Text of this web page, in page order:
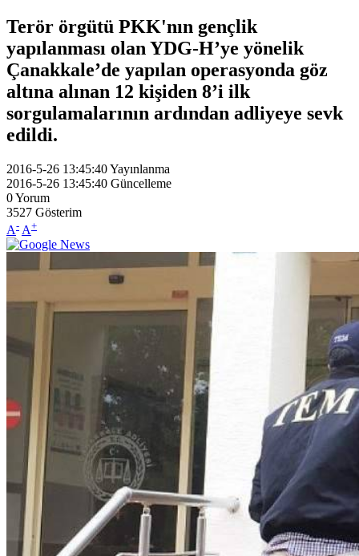
Terör örgütü PKK'nın gençlik
yapılanması olan YDG-H’ye yönelik
Çanakkale’de yapılan operasyonda göz
altına alınan 12 kişiden 8’i ilk
sorgulamalarının ardından adliyeye sevk
edildi.
2016-5-26 13:45:40Yayınlanma
2016-5-26 13:45:40 Güncelleme
0Yorum
3527 Gösterim
A- A+